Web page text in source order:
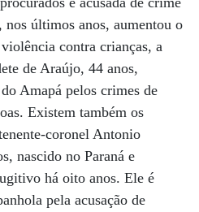
últimos anos, aumentou o
contra crianças, a
de Araújo, 44 anos,
Amapá pelos crimes de
Existem também os
coronel Antonio
nascido no Paraná e
há oito anos. Ele é
pela acusação de